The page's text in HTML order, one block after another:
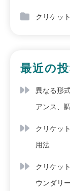
クリケッ
最近の
異なる形
アンス、
クリケッ
用法
クリケッ
ウンダリ